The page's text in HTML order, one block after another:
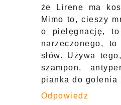
że Lirene ma
Mimo to, cieszy
o pielęgnację,
narzeczonego,
słów. Używa
szampon,
pianka do golenia
Odpowiedz